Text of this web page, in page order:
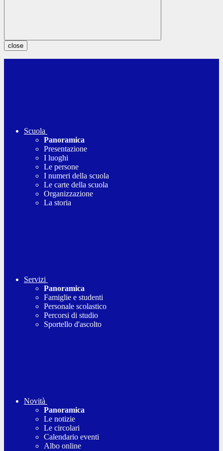
close
Scuola
Panoramica
Presentazione
I luoghi
Le persone
I numeri della scuola
Le carte della scuola
Organizzazione
La storia
Servizi
Panoramica
Famiglie e studenti
Personale scolastico
Percorsi di studio
Sportello d'ascolto
Novità
Panoramica
Le notizie
Le circolari
Calendario eventi
Albo online